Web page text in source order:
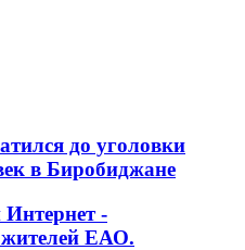
до уголовки
в Биробиджане
-
жителей ЕАО.